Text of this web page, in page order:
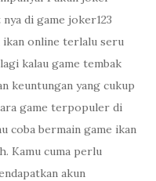
di game joker123
ikan online terlalu seru
kalau game tembak
keuntungan yang cukup
game terpopuler di
coba bermain game ikan
Kamu cuma perlu
akun